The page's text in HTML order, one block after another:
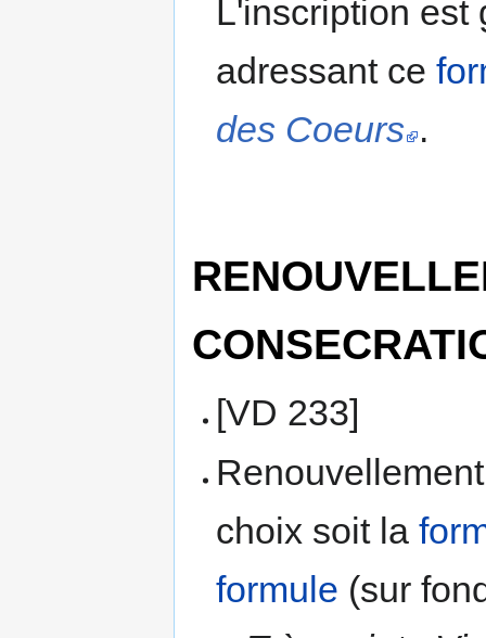
L'inscription est
adressant ce
des Coeurs .
[VD 233]
choix soit la
formule (sur